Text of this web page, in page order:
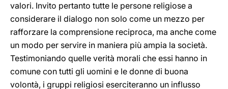
valori. Invito pertanto tutte le persone religiose a
considerare il dialogo non solo come un mezzo per
rafforzare la comprensione reciproca, ma anche come
un modo per servire in maniera più ampia la società.
Testimoniando quelle verità morali che essi hanno in
comune con tutti gli uomini e le donne di buona
volontà, i gruppi religiosi eserciteranno un influsso